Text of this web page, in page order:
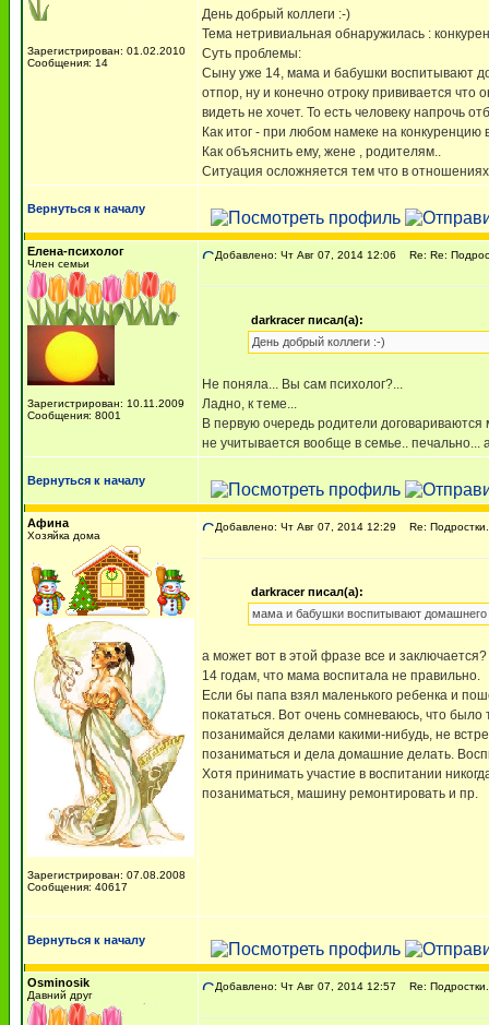
Зарегистрирован: 01.02.2010
Сообщения: 14
День добрый коллеги :-)
Тема нетривиальная обнаружилась :
Суть проблемы:
Сыну уже 14, мама и бабушки воспитывают
отпор, ну и конечно отроку прививается что
видеть не хочет. То есть человеку напрочь
Как итог - при любом намеке на
Как объяснить ему, жене , родителям..
Ситуация осложняется тем что в
Вернуться к началу
Елена-психолог
Член семьи
Зарегистрирован: 10.11.2009
Сообщения: 8001
Добавлено: Чт Авг 07, 2014 12:06 Re: Re:
darkracer писал(а):
День добрый коллеги :-)
Не поняла... Вы сам психолог?...
Ладно, к теме...
В первую очередь родители
не учитывается вообще в семье.. печально...
Вернуться к началу
Афина
Хозяйка дома
Зарегистрирован: 07.08.2008
Сообщения: 40617
Добавлено: Чт Авг 07, 2014 12:29 Re:
darkracer писал(а):
мама и бабушки воспитывают домашнего
а может вот в этой фразе все и
14 годам, что мама воспитала не правильно.
Если бы папа взял маленького ребенка и
покататься. Вот очень сомневаюсь, что
позанимайся делами какими-нибудь, не
позаниматься и дела домашние делать.
Хотя принимать участие в воспитании
позаниматься, машину ремонтировать и пр.
Вернуться к началу
Osminosik
Давний друг
Добавлено: Чт Авг 07, 2014 12:57 Re: